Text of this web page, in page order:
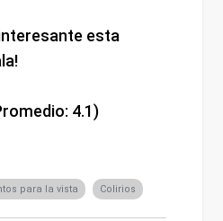
esta
4.1)
para la vista Colirios